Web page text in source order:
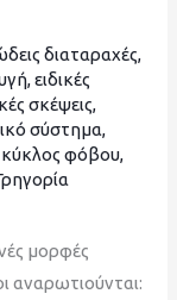
διαταραχές,
,ειδικές
σκέψεις,
σύστημα,
φόβου,
μορφές
αναρωτιούνται: